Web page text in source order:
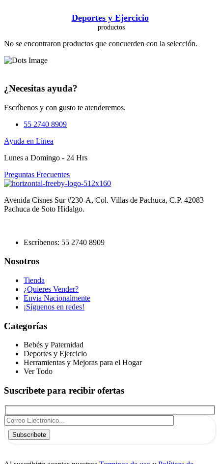
Deportes y Ejercicio
No se encontraron productos que concuerden con la selección.
¿Necesitas ayuda?
Escríbenos y con gusto te atenderemos.
55 2740 8909
Ayuda en Línea
Lunes a Domingo - 24 Hrs
Preguntas Frecuentes
Avenida Cisnes Sur #230-A, Col. Villas de Pachuca, C.P. 42083
Pachuca de Soto Hidalgo.
Escríbenos: 55 2740 8909
Nosotros
Tienda
¿Quieres Vender?
Envia Nacionalmente
¡Síguenos en redes!
Categorías
Bebés y Paternidad
Deportes y Ejercicio
Herramientas y Mejoras para el Hogar
Ver Todo
Suscribete para recibir ofertas
Subscribete